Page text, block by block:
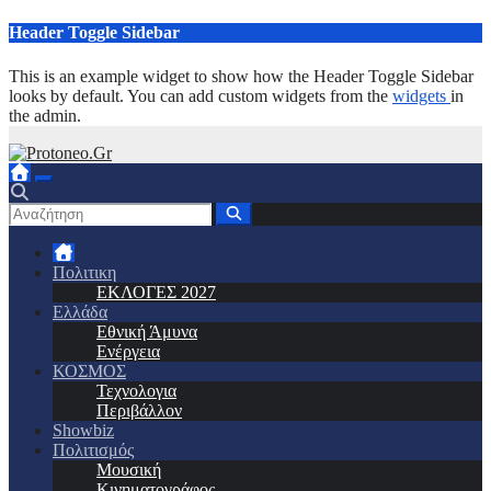
Μετάβαση
περιεχόμενο
Header Toggle Sidebar
This is an example widget to show how the Header Toggle Sidebar
looks by default. You can add custom widgets from the widgets in
the admin.
Πολιτικη
ΕΚΛΟΓΕΣ 2027
Ελλάδα
Εθνική Άμυνα
Ενέργεια
ΚΟΣΜΟΣ
Τεχνολογια
Περιβάλλον
Showbiz
Πολιτισμός
Μουσική